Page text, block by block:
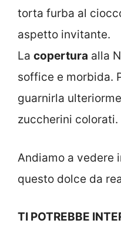
torta furba al
aspetto invitante.
La copertura alla
soffice e morbida.
guarnirla
zuccherini colorati.
Andiamo a vedere
questo dolce da
TI POTREBBE